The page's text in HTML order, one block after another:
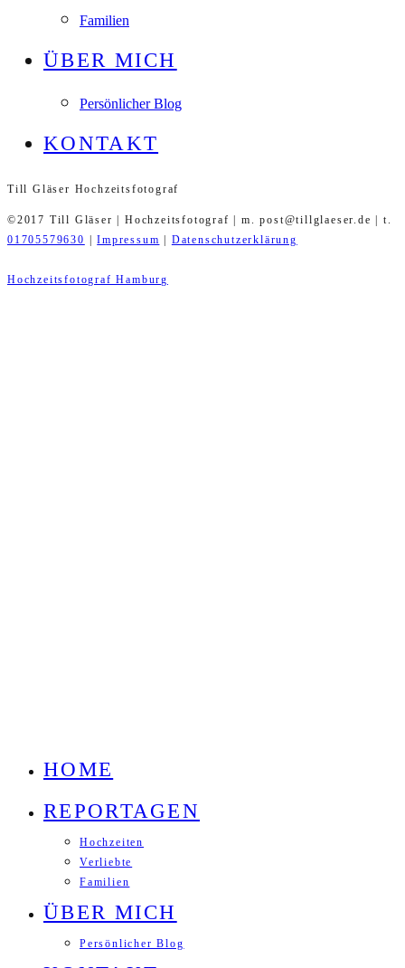
Familien
ÜBER MICH
Persönlicher Blog
KONTAKT
Till Gläser Hochzeitsfotograf
©2017 Till Gläser | Hochzeitsfotograf | m. post@tillglaeser.de | t.
01705579630 |Impressum | Datenschutzerklärung
Hochzeitsfotograf Hamburg
HOME
REPORTAGEN
Hochzeiten
Verliebte
Familien
ÜBER MICH
Persönlicher Blog